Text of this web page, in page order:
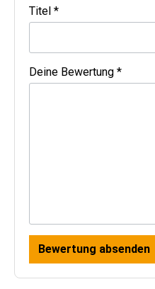
Titel *
Deine Bewertung *
Bewertung absenden